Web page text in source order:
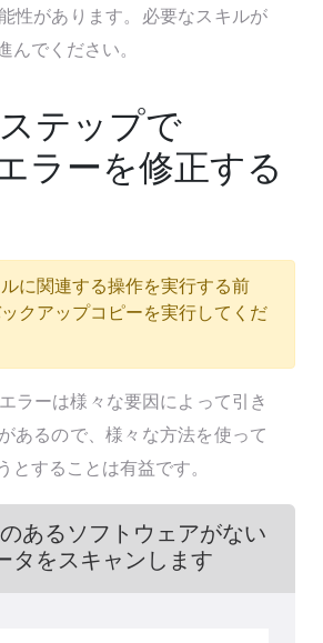
性があります。必要なスキルが
でください。
テップで
ラーを修正する
に関連する操作を実行する前
クアップコピーを実行してくだ
ラーは様々な要因によって引き
あるので、様々な方法を使って
することは有益です。
あるソフトウェアがない
タをスキャンします